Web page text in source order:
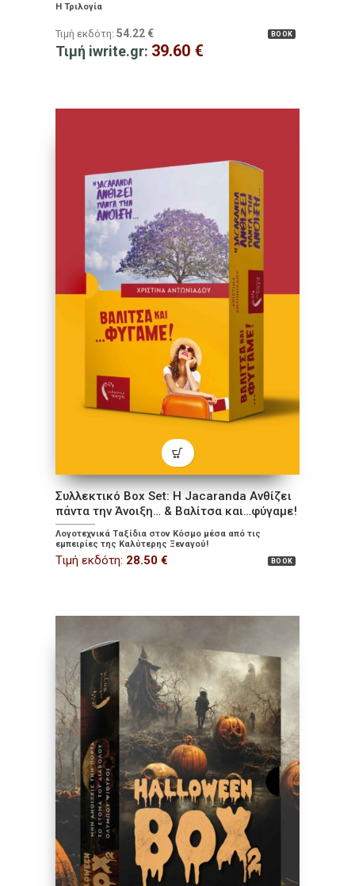
Η Τριλογία
BOOK
Τιμή εκδότη: 54.22 €
Τιμή iwrite.gr: 39.60 €
Συλλεκτικό Box Set: Η Jacaranda Ανθίζει
πάντα την Άνοιξη… & Βαλίτσα και…φύγαμε!
Λογοτεχνικά Ταξίδια στον Κόσμο μέσα από τις
εμπειρίες της Καλύτερης Ξεναγού!
BOOK
Τιμή εκδότη: 28.50 €